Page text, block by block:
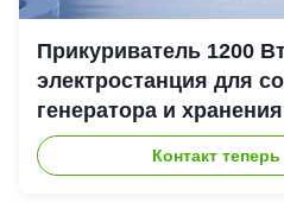
Прикуриватель 1200
электростанция для
генератора и
Контакт теперь